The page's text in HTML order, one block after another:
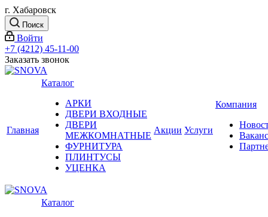
г. Хабаровск
Поиск
Войти
+7 (4212) 45-11-00
Заказать звонок
Главная
Каталог
АРКИ
ДВЕРИ ВХОДНЫЕ
ДВЕРИ
МЕЖКОМНАТНЫЕ
ФУРНИТУРА
ПЛИНТУСЫ
УЦЕНКА
Акции Услуги
Компания
Каталог